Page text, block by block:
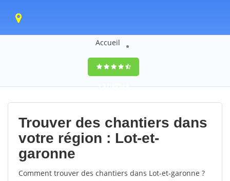
Accueil
9,5(100%)0
votes
Trouver des chantiers dans
votre région : Lot-et-
garonne
Comment trouver des chantiers dans Lot-et-garonne ?